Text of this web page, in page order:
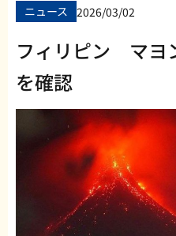
ニュース 2026/03/02
フィリピン マ
を確認